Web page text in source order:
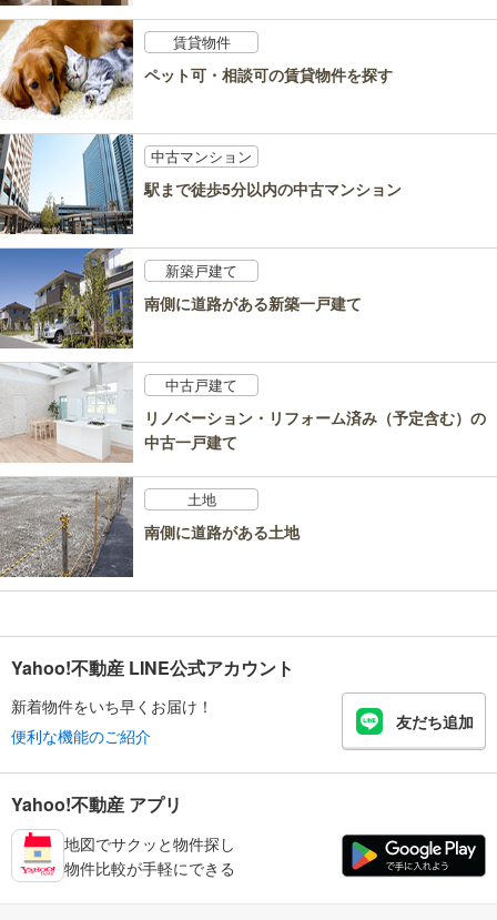
賃貸物件
ペット可・相談可の賃貸物件を探す
中古マンション
駅まで徒歩5分以内の中古マンション
新築戸建て
南側に道路がある新築一戸建て
中古戸建て
リノベーション・リフォーム済み（予定含む）の
中古一戸建て
土地
南側に道路がある土地
Yahoo!不動産 LINE公式アカウント
新着物件をいち早くお届け！
便利な機能のご紹介
友だち追加
Yahoo!不動産 アプリ
地図でサクッと物件探し
物件比較が手軽にできる